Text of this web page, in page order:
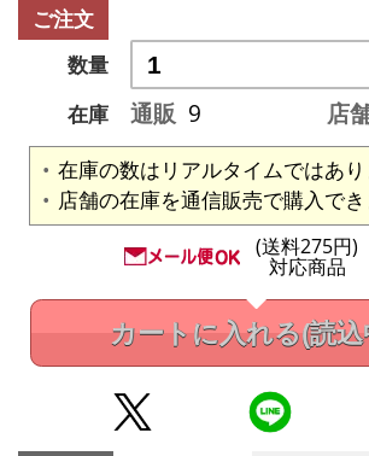
ご注文
数量
在庫
通販 9 店
在庫の数はリアルタイムではあり
店舗の在庫を通信販売で購入でき
(送料275円)
対応商品
カートに入れる(読